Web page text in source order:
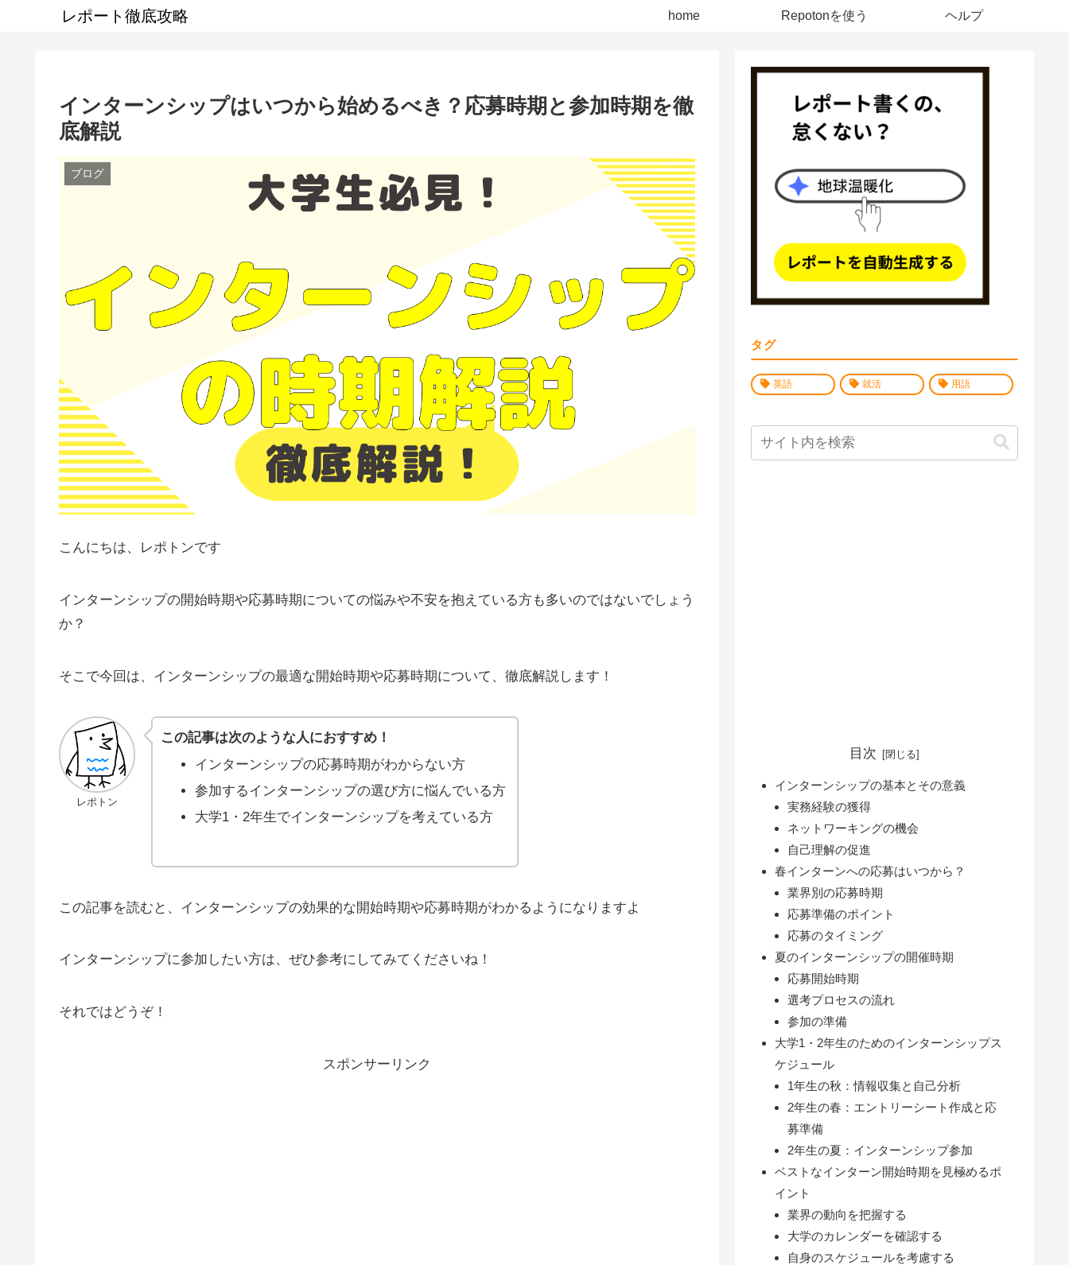
レポート徹底攻略 home Repotonを使う ヘルプ
インターンシップはいつから始めるべき？応募時期と参加時期を徹
底解説
ブログ
こんにちは、レポトンです
インターンシップの開始時期や応募時期についての悩みや不安を抱えている方も多いのではないでしょう
か？
そこで今回は、インターンシップの最適な開始時期や応募時期について、徹底解説します！
レポトン
この記事は次のような人におすすめ！
インターンシップの応募時期がわからない方
参加するインターンシップの選び方に悩んでいる方
大学1・2年生でインターンシップを考えている方
この記事を読むと、インターンシップの効果的な開始時期や応募時期がわかるようになりますよ
インターンシップに参加したい方は、ぜひ参考にしてみてくださいね！
それではどうぞ！
スポンサーリンク
タグ
英語 就活 用語
目次
インターンシップの基本とその意義
実務経験の獲得
ネットワーキングの機会
自己理解の促進
春インターンへの応募はいつから？
業界別の応募時期
応募準備のポイント
応募のタイミング
夏のインターンシップの開催時期
応募開始時期
選考プロセスの流れ
参加の準備
大学1・2年生のためのインターンシップス
ケジュール
1年生の秋：情報収集と自己分析
2年生の春：エントリーシート作成と応
募準備
2年生の夏：インターンシップ参加
ベストなインターン開始時期を見極めるポ
イント
業界の動向を把握する
大学のカレンダーを確認する
自身のスケジュールを考慮する